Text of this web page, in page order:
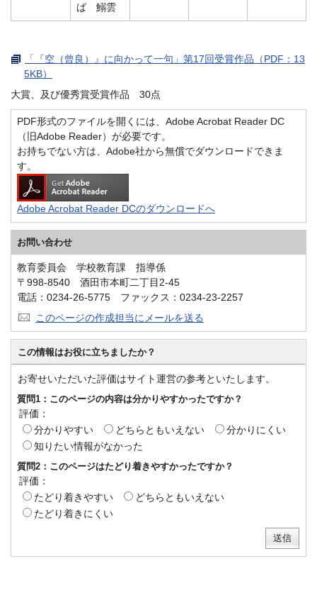
ば 鰯雲
「『空（曾良）』に向かって一句」第17回受賞作品（PDF：13
5KB）
大賞、及び優秀賞受賞作品 30点
PDF形式のファイルを開くには、Adobe Acrobat Reader DC
（旧Adobe Reader）が必要です。
お持ちでない方は、Adobe社から無償でダウンロードできま
す。
Adobe Acrobat Reader DCのダウンロードへ
お問い合わせ
教育委員会 学校教育課 指導係
〒998-8540 酒田市本町二丁目2-45
電話：0234-26-5775 ファックス：0234-23-2257
このページの作成担当にメールを送る
この情報はお役に立ちましたか？
お寄せいただいた評価はサイト運営の参考といたします。
質問1：このページの内容は分かりやすかったですか？
評価：
分かりやすい
どちらともいえない
分かりにくい
知りたい情報がなかった
質問2：このページはたどり着きやすかったですか？
評価：
たどり着きやすい
どちらともいえない
たどり着きにくい